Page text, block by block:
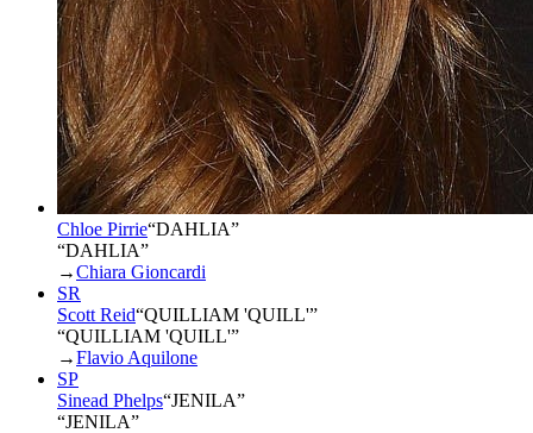
Chloe Pirrie“DAHLIA”
“DAHLIA”
→Chiara Gioncardi
SR
Scott Reid“QUILLIAM 'QUILL'”
“QUILLIAM 'QUILL'”
→Flavio Aquilone
SP
Sinead Phelps“JENILA”
“JENILA”